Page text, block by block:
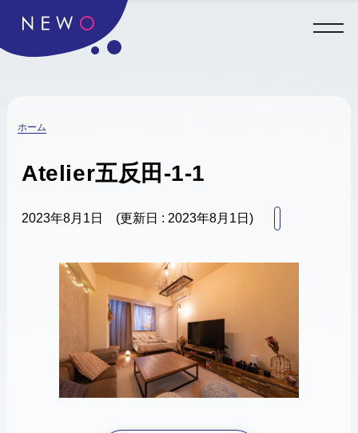
ホーム
Atelier五反田-1-1
2023年8月1日 (更新日 : 2023年8月1日)